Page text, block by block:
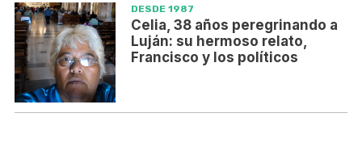
DESDE 1987
Celia, 38 años peregrinando a
Luján: su hermoso relato,
Francisco y los políticos